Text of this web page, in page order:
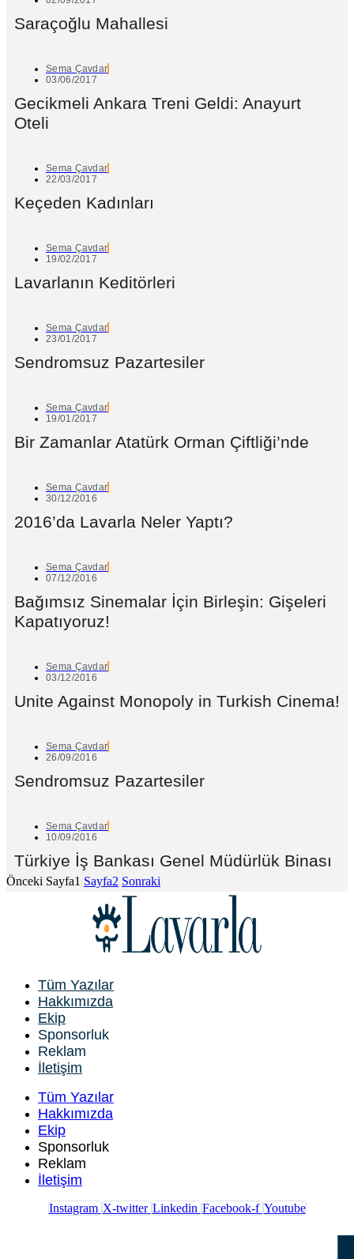
Saraçoğlu Mahallesi
Sema Çavdar
03/06/2017
Gecikmeli Ankara Treni Geldi: Anayurt
Oteli
Sema Çavdar
22/03/2017
Keçeden Kadınları
Sema Çavdar
19/02/2017
Lavarlanın Keditörleri
Sema Çavdar
23/01/2017
Sendromsuz Pazartesiler
Sema Çavdar
19/01/2017
Bir Zamanlar Atatürk Orman Çiftliği’nde
Sema Çavdar
30/12/2016
2016’da Lavarla Neler Yaptı?
Sema Çavdar
07/12/2016
Bağımsız Sinemalar İçin Birleşin: Gişeleri
Kapatıyoruz!
Sema Çavdar
03/12/2016
Unite Against Monopoly in Turkish Cinema!
Sema Çavdar
26/09/2016
Sendromsuz Pazartesiler
Sema Çavdar
10/09/2016
Türkiye İş Bankası Genel Müdürlük Binası
Önceki Sayfa1 Sayfa2 Sonraki
Tüm Yazılar
Hakkımızda
Ekip
Sponsorluk
Reklam
İletişim
Tüm Yazılar
Hakkımızda
Ekip
Sponsorluk
Reklam
İletişim
Instagram X-twitter Linkedin Facebook-f Youtube